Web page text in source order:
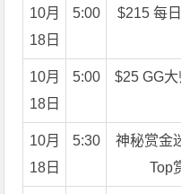
10月
18日
5:00
$215 每
10月
18日
5:00
$25 GG
10月
18日
5:30
神秘赏金
Top